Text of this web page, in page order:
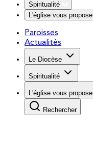
Spiritualité
L'église vous propose
Paroisses
Actualités
Le Diocèse
Spiritualité
L'église vous propose
Rechercher